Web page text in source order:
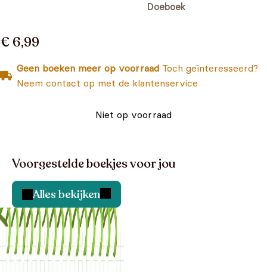
Doeboek
€ 6,99
Geen boeken meer op voorraad Toch geïnteresseerd?
Neem contact op met de klantenservice
Niet op voorraad
Voorgestelde boekjes voor jou
Alles bekijken